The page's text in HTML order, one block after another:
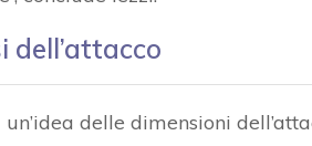
dell’attacco
delle dimensioni